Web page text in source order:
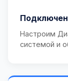
Настроим
системой и